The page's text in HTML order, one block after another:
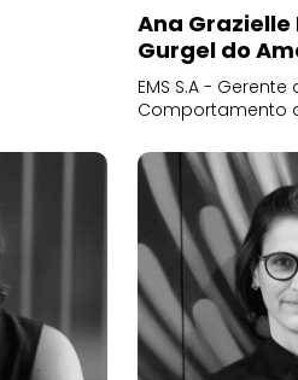
Ana
Gurgel do
EMS S.A -
Comportamento